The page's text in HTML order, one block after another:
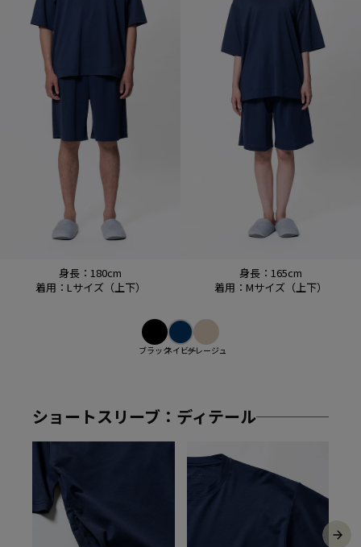
ショートスリーブ：ディテール
身長：180cm
着用：Lサイズ（上下）
身長：165cm
着用：Mサイズ（上下）
ブラックネイビーグレージュ